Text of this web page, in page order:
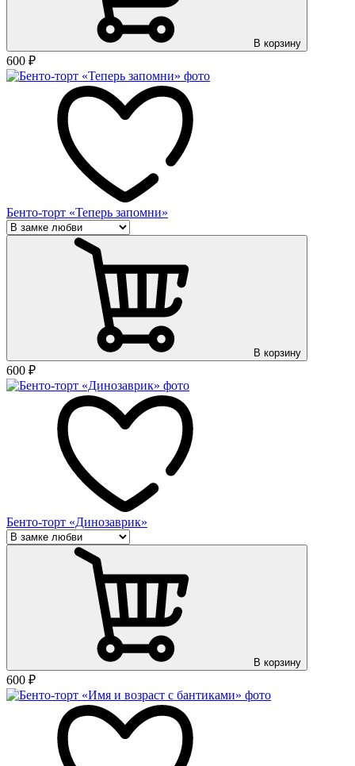
В корзину
600 ₽
Бенто-торт «Теперь запомни»
В корзину
600 ₽
Бенто-торт «Динозаврик»
В корзину
600 ₽